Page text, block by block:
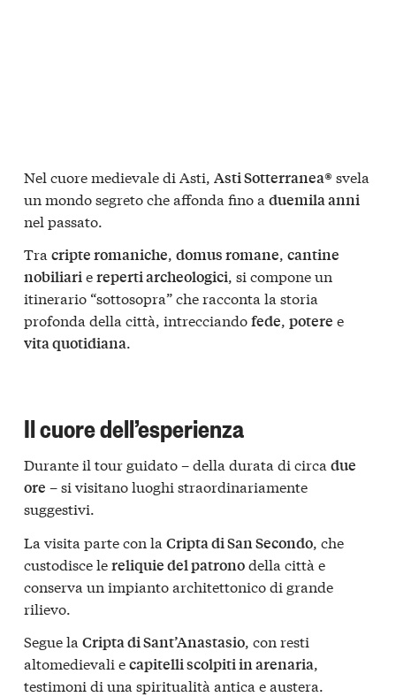
Nel cuore medievale di Asti, Asti Sotterranea® svela
un mondo segreto che affonda fino a duemila anni
nel passato.
Tra cripte romaniche, domus romane, cantine
nobiliariereperti archeologici, si compone un
itinerario “sottosopra” che racconta la storia
profonda della città, intrecciandofede, potere e
vita quotidiana.
Il cuore dell’esperienza
Durante il tour guidato – della durata di circa due
ore – si visitano luoghi straordinariamente
suggestivi.
La visita parte con la Cripta di San Secondo, che
custodisce lereliquie del patronodella città e
conserva un impianto architettonico di grande
rilievo.
Segue la Cripta di Sant’Anastasio, con resti
altomedievali ecapitelli scolpiti in arenaria,
testimoni di una spiritualità antica e austera.